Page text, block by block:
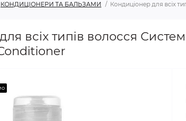
КОНДИЦІОНЕРИ ТА БАЛЬЗАМИ Кондиціонер для всіх
всіх типів волосся